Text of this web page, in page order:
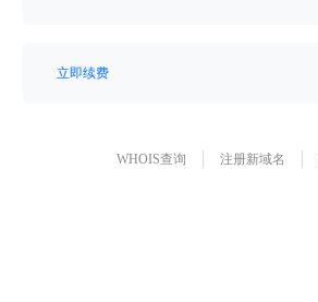
立即续费
WHOIS查询 注册新域名